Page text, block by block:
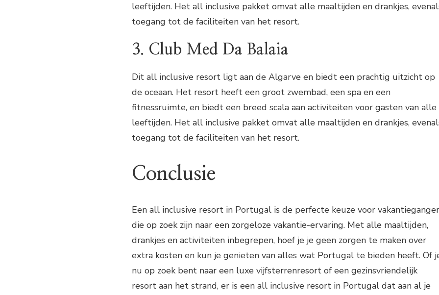
leeftijden. Het all inclusive pakket omvat alle maaltijden en drankjes,
toegang tot de faciliteiten van het resort.
3. Club Med Da Balaia
Dit all inclusive resort ligt aan de Algarve en biedt een prachtig uitzicht op
de oceaan. Het resort heeft een groot zwembad, een spa en een
fitnessruimte, en biedt een breed scala aan activiteiten voor gasten van alle
leeftijden. Het all inclusive pakket omvat alle maaltijden en drankjes,
toegang tot de faciliteiten van het resort.
Conclusie
Een all inclusive resort in Portugal is de perfecte keuze voor
die op zoek zijn naar een zorgeloze vakantie-ervaring. Met alle maaltijden,
drankjes en activiteiten inbegrepen, hoef je je geen zorgen te maken over
extra kosten en kun je genieten van alles wat Portugal te bieden heeft. Of
nu op zoek bent naar een luxe vijfsterrenresort of een gezinsvriendelijk
resort aan het strand, er is een all inclusive resort in Portugal dat aan al je